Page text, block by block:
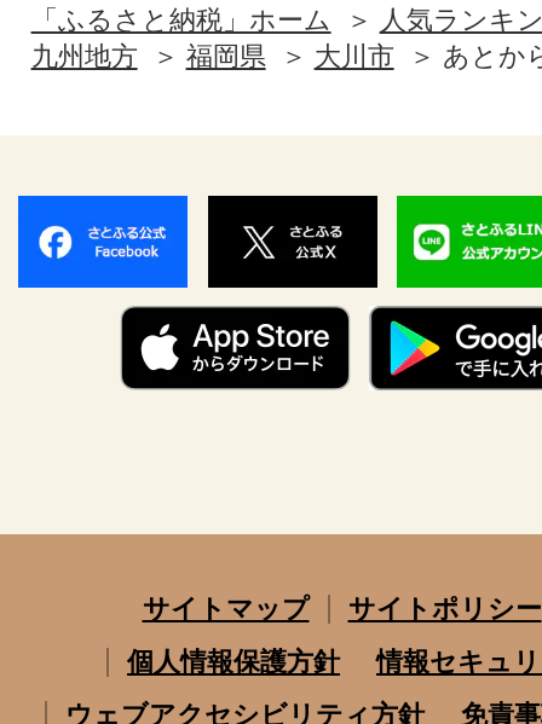
「ふるさと納税」ホーム
人気ランキ
九州地方
福岡県 大川市 あとか
サイトマップ
サイトポリシー
個人情報保護方針
情報セキュ
ウェブアクセシビリティ方針
免責